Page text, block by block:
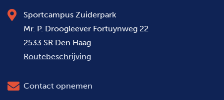
Sportcampus Zuiderpark
Mr. P. Droogleever Fortuynweg 22
2533 SR Den Haag
Routebeschrijving
Contact opnemen